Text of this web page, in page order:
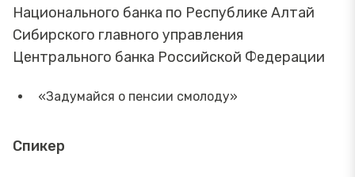
Национального банка по Республике Алтай
Сибирского главного управления
Центрального банка Российской Федерации
«Задумайся о пенсии смолоду»
Спикер